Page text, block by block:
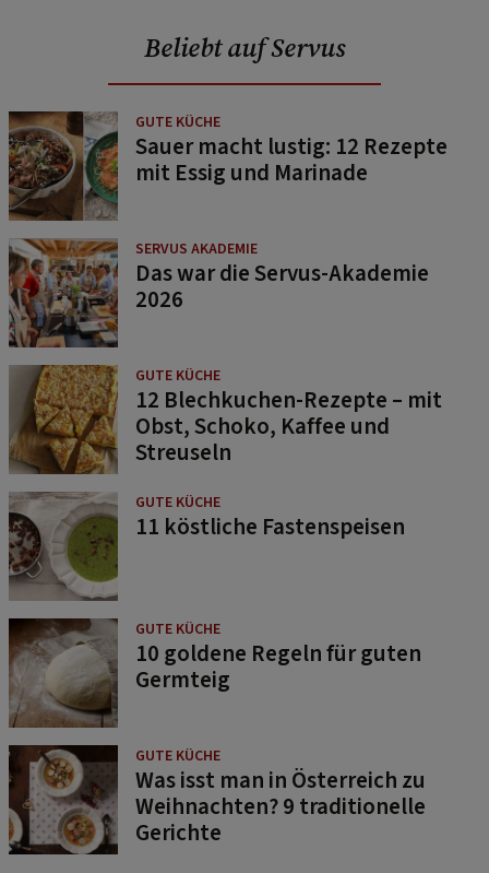
Beliebt auf Servus
GUTE KÜCHE
Sauer macht lustig: 12 Rezepte
mit Essig und Marinade
SERVUS AKADEMIE
Das war die Servus-Akademie
2026
GUTE KÜCHE
12 Blechkuchen-Rezepte – mit
Obst, Schoko, Kaffee und
Streuseln
GUTE KÜCHE
11 köstliche Fastenspeisen
GUTE KÜCHE
10 goldene Regeln für guten
Germteig
GUTE KÜCHE
Was isst man in Österreich zu
Weihnachten? 9 traditionelle
Gerichte